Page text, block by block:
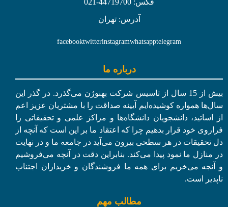
آدرس: تهران
telegram
whatsapp
instagram
twitter
facebook
درباره ما
بیش از 15 سال از تاسیس شرکت بهنوژن می‌گذرد. در گذر این
سال‌ها همواره کوشیده‌ایم آیینه صداقت را با مشتریان عزیز اعم
از اساتید، دانشجویان دانشگاه‌ها و مراکز علمی و تحقیقاتی را
فراروی خود قرار بدهیم چرا که اعتقاد ما بر این است که آنچه از
دل تحقیقات در هر سطحی بیرون می‌آید در جامعه ما و در نهایت
در منازل ما نمود پیدا می‌کند. بنابراین دقت در آنچه می‌فروشیم
و آنجه می‌خریم برای همه ما فروشندگان و خریداران اجتناب
ناپدیر است.
مطالب مهم